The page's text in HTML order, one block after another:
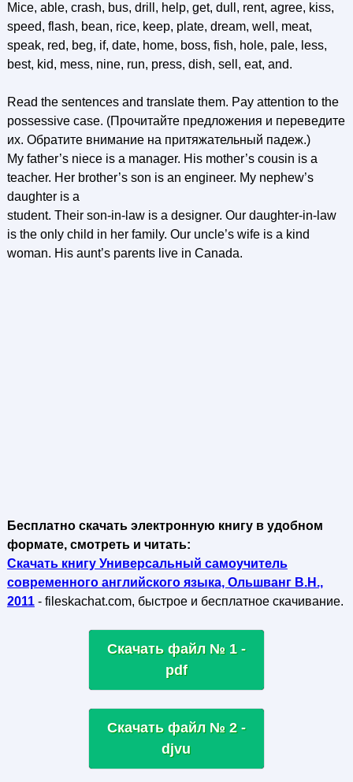
Mice, able, crash, bus, drill, help, get, dull, rent, agree, kiss,
speed, flash, bean, rice, keep, plate, dream, well, meat,
speak, red, beg, if, date, home, boss, fish, hole, pale, less,
best, kid, mess, nine, run, press, dish, sell, eat, and.
Read the sentences and translate them. Pay attention to the
possessive case. (Прочитайте предложения и переведите
их. Обратите внимание на притяжательный падеж.)
Му father’s niece is a manager. His mother’s cousin is a
teacher. Her brother’s son is an engineer. My nephew’s
daughter is a
student. Their son-in-law is a designer. Our daughter-in-law
is the only child in her family. Our uncle’s wife is a kind
woman. His aunt’s parents live in Canada.
Бесплатно скачать электронную книгу в удобном
формате, смотреть и читать:
Скачать книгу Универсальный самоучитель
современного английского языка, Ольшванг В.Н.,
2011- fileskachat.com, быстрое и бесплатное скачивание.
Скачать файл № 1 -
pdf
Скачать файл № 2 -
djvu